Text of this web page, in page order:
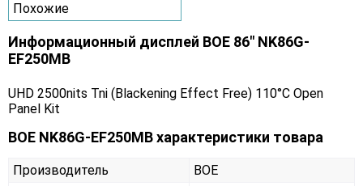
Похожие
Информационный дисплей BOE 86" NK86G-
EF250MB
UHD 2500nits Tni (Blackening Effect Free) 110°C Open
Panel Kit
BOE NK86G-EF250MB характеристики товара
Производитель
BOE